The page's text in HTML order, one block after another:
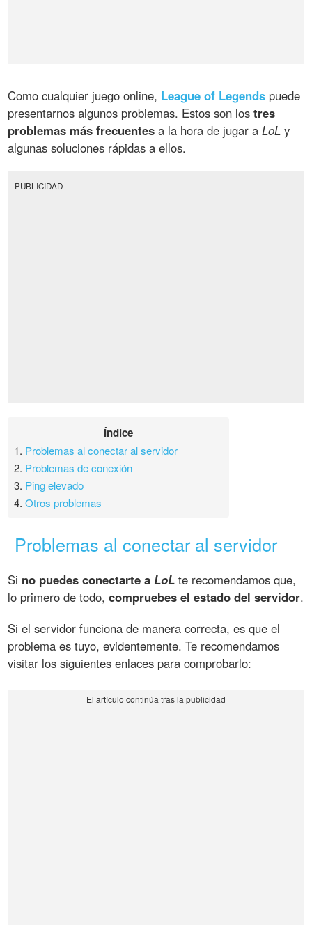
Como cualquier juego online, League of Legends puede
presentarnos algunos problemas. Estos son lostres
problemas más frecuentes a la hora de jugar aLoL y
algunas soluciones rápidas a ellos.
PUBLICIDAD
Índice
1. Problemas al conectar al servidor
2. Problemas de conexión
3. Ping elevado
4.Otros problemas
Problemas al conectar al servidor
Si no puedes conectarte aLoL te recomendamos que,
lo primero de todo,compruebes el estado del servidor.
Si el servidor funciona de manera correcta, es que el
problema es tuyo, evidentemente. Te recomendamos
visitar los siguientes enlaces para comprobarlo: